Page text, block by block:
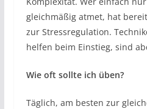
gleichmäßig atmet, hat
zur Stressregulation.
helfen beim Einstieg, sind
Wie oft sollte ich üben?
Täglich, am besten zur